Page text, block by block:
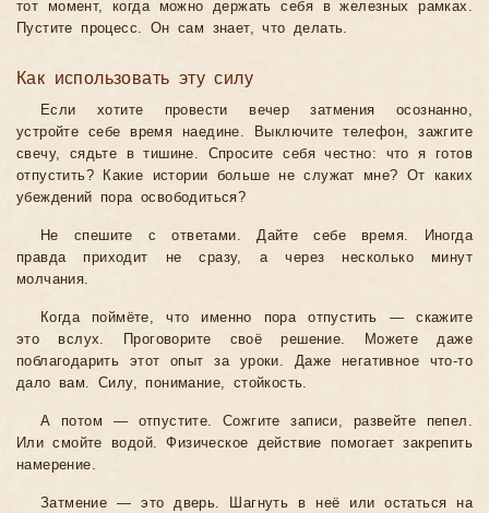
тот момент, когда можно держать себя в железных рамках.
Пустите процесс. Он сам знает, что делать.
Как использовать эту силу
Если хотите провести вечер затмения осознанно,
устройте себе время наедине. Выключите телефон, зажгите
свечу, сядьте в тишине. Спросите себя честно: что я готов
отпустить? Какие истории больше не служат мне? От каких
убеждений пора освободиться?
Не спешите с ответами. Дайте себе время. Иногда
правда приходит не сразу, а через несколько минут
молчания.
Когда поймёте, что именно пора отпустить — скажите
это вслух. Проговорите своё решение. Можете даже
поблагодарить этот опыт за уроки. Даже негативное что-то
дало вам. Силу, понимание, стойкость.
А потом — отпустите. Сожгите записи, развейте пепел.
Или смойте водой. Физическое действие помогает закрепить
намерение.
Затмение — это дверь. Шагнуть в неё или остаться на